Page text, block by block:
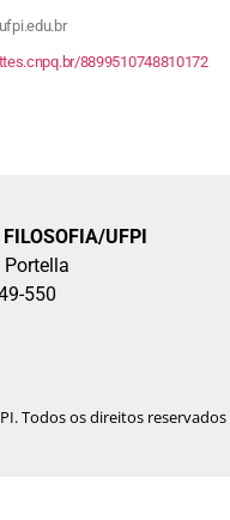
8899510748810172
UFPI
550
Todos os direitos reservados